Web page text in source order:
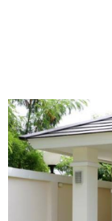
-----------------
Thiết kế
Hơn